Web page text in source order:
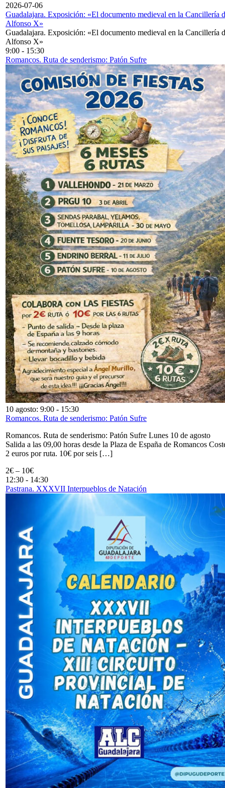
2026-07-06
Guadalajara. Exposición: «El documento medieval en la Cancillería
Alfonso X»
Guadalajara. Exposición: «El documento medieval en la Cancillería
Alfonso X»
9:00 - 15:30
Romancos. Ruta de senderismo: Patón Sufre
10 agosto: 9:00 - 15:30
Romancos. Ruta de senderismo: Patón Sufre
Romancos. Ruta de senderismo: Patón Sufre Lunes 10 de agosto
Salida a las 09,00 horas desde la Plaza de España de Romancos
2 euros por ruta. 10€ por seis […]
2€ – 10€
12:30 - 14:30
Pastrana. XXXVII Interpueblos de Natación